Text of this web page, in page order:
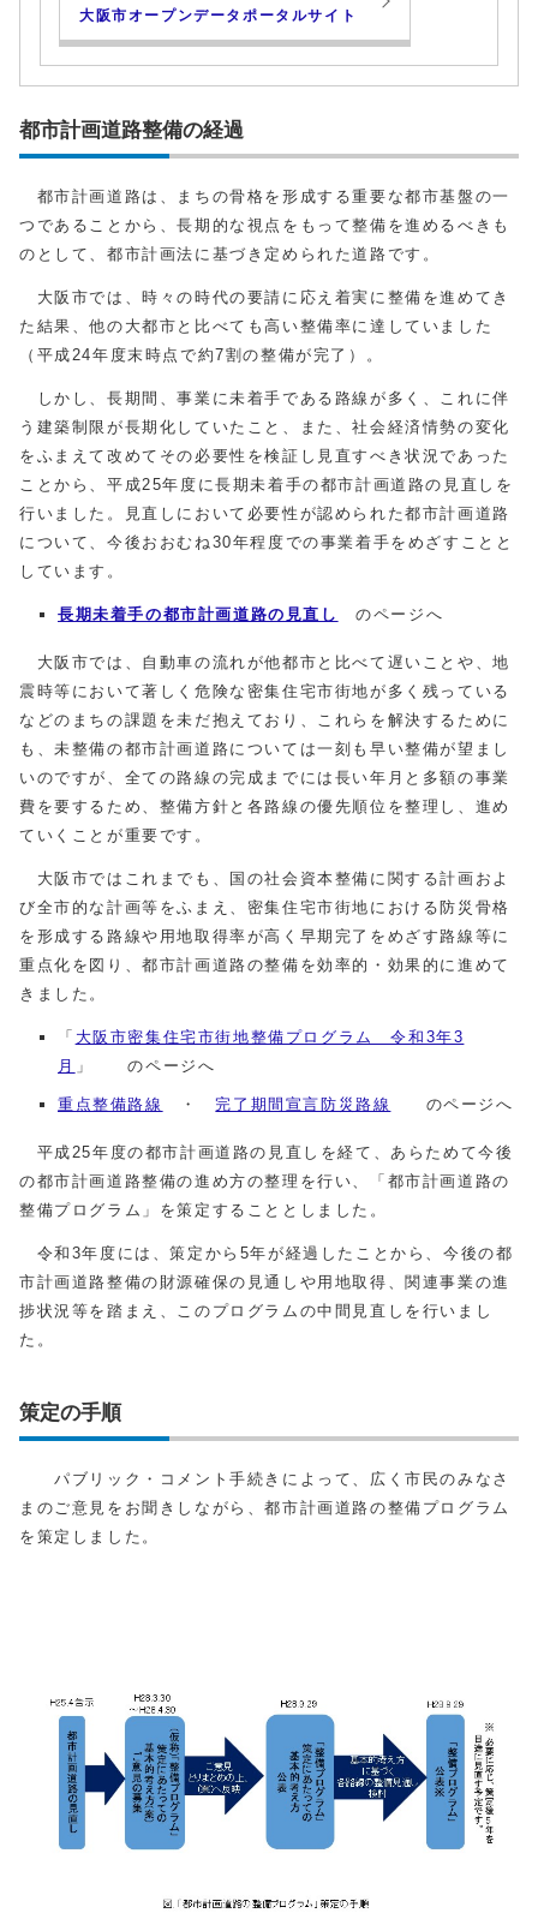
大阪市オープンデータポータルサイト
都市計画道路整備の経過
都市計画道路は、まちの骨格を形成する重要な都市基盤の一
つであることから、長期的な視点をもって整備を進めるべきも
のとして、都市計画法に基づき定められた道路です。
大阪市では、時々の時代の要請に応え着実に整備を進めてき
た結果、他の大都市と比べても高い整備率に達していました
（平成24年度末時点で約7割の整備が完了）。
しかし、長期間、事業に未着手である路線が多く、これに伴
う建築制限が長期化していたこと、また、社会経済情勢の変化
をふまえて改めてその必要性を検証し見直すべき状況であった
ことから、平成25年度に長期未着手の都市計画道路の見直しを
行いました。見直しにおいて必要性が認められた都市計画道路
について、今後おおむね30年程度での事業着手をめざすことと
しています。
長期未着手の都市計画道路の見直し のページへ
大阪市では、自動車の流れが他都市と比べて遅いことや、地
震時等において著しく危険な密集住宅市街地が多く残っている
などのまちの課題を未だ抱えており、これらを解決するために
も、未整備の都市計画道路については一刻も早い整備が望まし
いのですが、全ての路線の完成までには長い年月と多額の事業
費を要するため、整備方針と各路線の優先順位を整理し、進め
ていくことが重要です。
大阪市ではこれまでも、国の社会資本整備に関する計画およ
び全市的な計画等をふまえ、密集住宅市街地における防災骨格
を形成する路線や用地取得率が高く早期完了をめざす路線等に
重点化を図り、都市計画道路の整備を効率的・効果的に進めて
きました。
「 大阪市密集住宅市街地整備プログラム 令和3年3
月 」 のページへ
重点整備路線 ・完了期間宣言防災路線 のページへ
平成25年度の都市計画道路の見直しを経て、あらためて今後
の都市計画道路整備の進め方の整理を行い、「都市計画道路の
整備プログラム」を策定することとしました。
令和3年度には、策定から5年が経過したことから、今後の都
市計画道路整備の財源確保の見通しや用地取得、関連事業の進
捗状況等を踏まえ、このプログラムの中間見直しを行いまし
た。
策定の手順
パブリック・コメント手続きによって、広く市民のみなさ
まのご意見をお聞きしながら、都市計画道路の整備プログラム
を策定しました。